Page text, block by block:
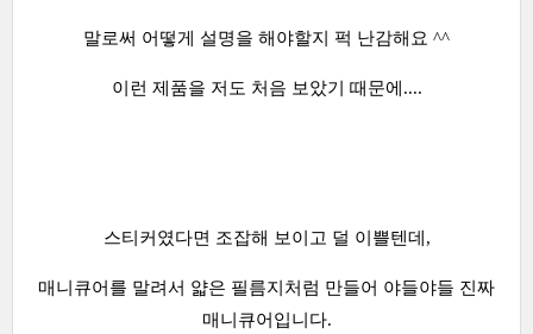
말로써 어떻게 설명을 해야할지 퍽 난감해요 ^^
이런 제품을 저도 처음 보았기 때문에....
스티커였다면 조잡해 보이고 덜 이쁠텐데,
매니큐어를 말려서 얇은 필름지처럼 만들어 야들야들 진짜
매니큐어입니다.